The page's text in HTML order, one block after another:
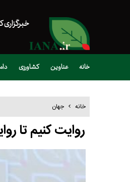
خبرگزاری
خانه عناوین کشاورزی
خانه جهان
روایت کنیم تا